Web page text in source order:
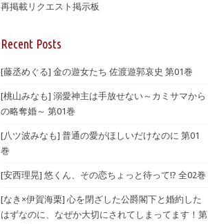
再掲載リクエスト掲示板
Recent Posts
[藤丞めぐる] 金の遊女たち 佐渡遊郭哀史 第01巻
[桃山みなも] 溺愛神主は手放せない～カミサマから
の略奪婚～ 第01巻
[八ツ波みなも] 普通の愛がほしいだけなのに 第01
巻
[安西理晃] 悠くん、その恋ちょっと待って!? 全02巻
[なき×伊賀海栗] 心を閉ざした公爵閣下と婚約した
はずなのに、なぜか大切にされてしまってます！第